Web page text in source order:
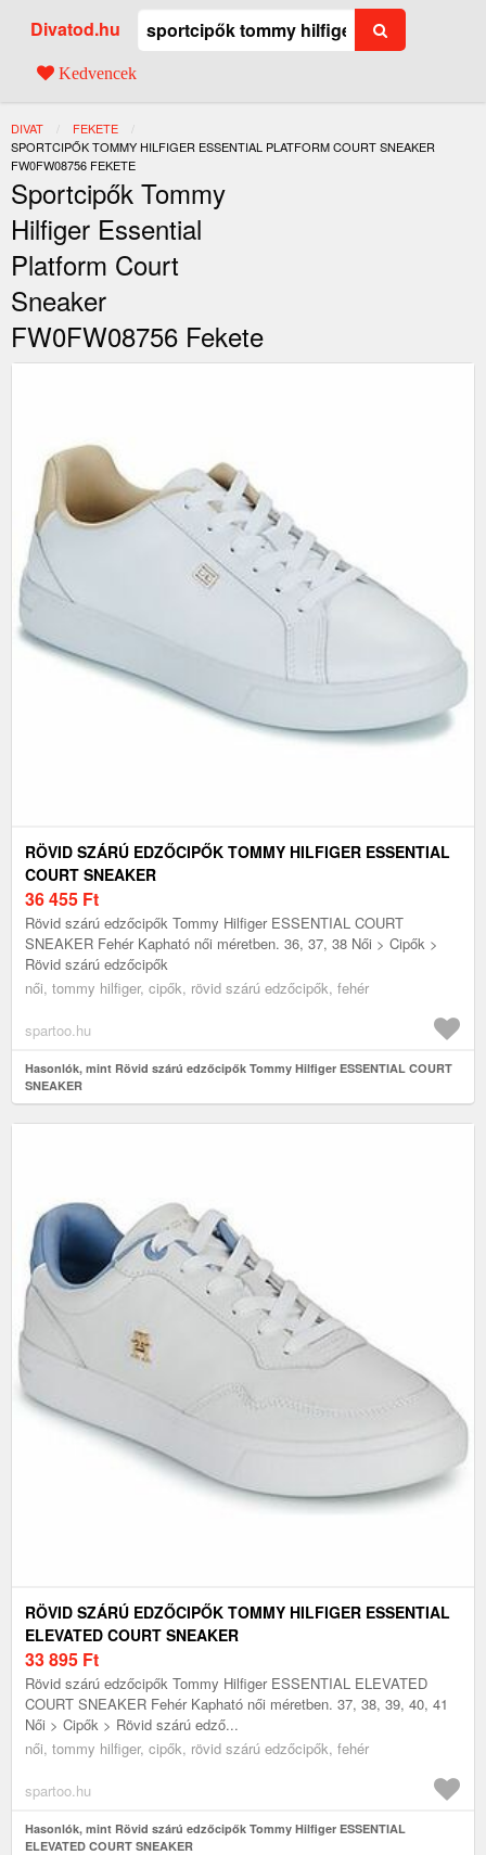
Divatod.hu
Kedvencek
DIVAT
FEKETE
JELENLEGI:
SPORTCIPŐK TOMMY HILFIGER ESSENTIAL PLATFORM COURT SNEAKER
FW0FW08756 FEKETE
Sportcipők Tommy
Hilfiger Essential
Platform Court
Sneaker
FW0FW08756 Fekete
RÖVID SZÁRÚ EDZŐCIPŐK TOMMY HILFIGER ESSENTIAL
COURT SNEAKER
36 455 Ft
Rövid szárú edzőcipők Tommy Hilfiger ESSENTIAL COURT
SNEAKER Fehér Kapható női méretben. 36, 37, 38 Női > Cipők >
Rövid szárú edzőcipők
női, tommy hilfiger, cipők, rövid szárú edzőcipők, fehér
spartoo.hu
Hasonlók, mint Rövid szárú edzőcipők Tommy Hilfiger ESSENTIAL COURT
SNEAKER
RÖVID SZÁRÚ EDZŐCIPŐK TOMMY HILFIGER ESSENTIAL
ELEVATED COURT SNEAKER
33 895 Ft
Rövid szárú edzőcipők Tommy Hilfiger ESSENTIAL ELEVATED
COURT SNEAKER Fehér Kapható női méretben. 37, 38, 39, 40, 41
Női > Cipők > Rövid szárú edző...
női, tommy hilfiger, cipők, rövid szárú edzőcipők, fehér
spartoo.hu
Hasonlók, mint Rövid szárú edzőcipők Tommy Hilfiger ESSENTIAL
ELEVATED COURT SNEAKER